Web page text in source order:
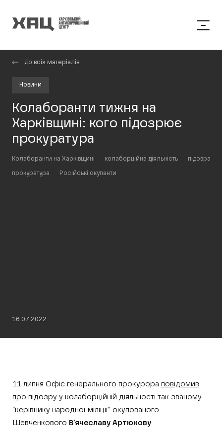
До всіх матеріалів
Новини
Колаборанти тижня на
Харківщині: кого підозрює
прокуратура
Колаборанти на Харківщині колаборційна діяльність підозра
прокуратура Російські окупанти
16.07.2022
11 липня Офіс генерального прокурора повідомив
про підозру у колаборційній діяльності так званому
“керівнику народної міліції” окупованого
Шевченкового В’ячеславу Артюхову.